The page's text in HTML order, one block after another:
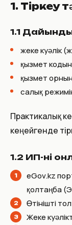
1. Тіркеу
1.1
жеке куәлік
қызмет
қызмет
салық
Практикалық
кеңейгенде
1.2 ИП-ні
eGov.kz
қолтаңба
Өтінішті
Жеке